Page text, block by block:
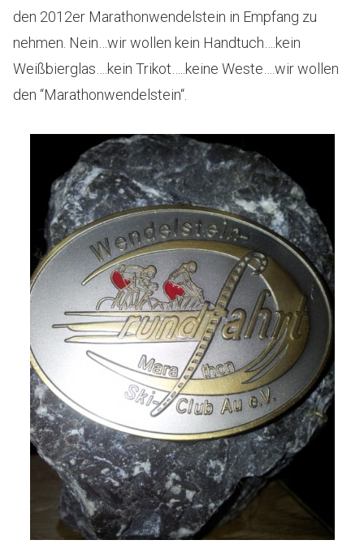
den 2012er Marathonwendelstein in Empfang zu
nehmen. Nein…wir wollen kein Handtuch….kein
Weißbierglas….kein Trikot…..keine Weste….wir wollen
den “Marathonwendelstein“.